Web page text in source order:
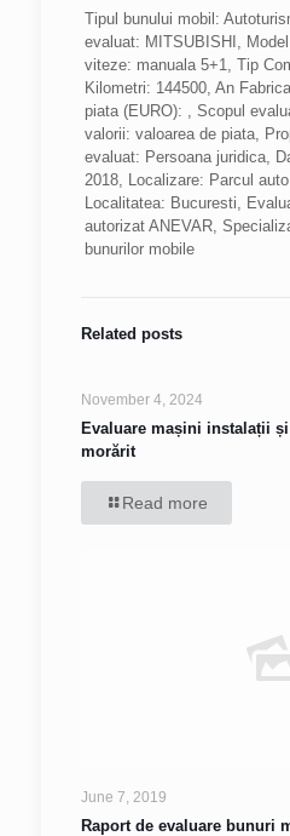
Tipul bunului mobil:
evaluat: MITSUBISHI,
viteze: manuala 5+1, Tip
Kilometri: 144500, An
piata (EURO): , Scopul
valorii: valoarea de piata,
evaluat: Persoana juridica,
2018, Localizare: Parcul
Localitatea: Bucuresti,
autorizat ANEVAR,
bunurilor mobile
Related posts
November 4, 2024
Evaluare mașini instalații
morărit
Read more
June 7, 2019
Raport de evaluare bunuri